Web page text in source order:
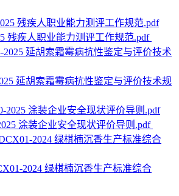
残疾人职业能力测评工作规范.pdf
延胡索霜霉病抗性鉴定与评价技术规
涂装企业安全现状评价导则.pdf
2024 绿棋楠沉香生产标准综合